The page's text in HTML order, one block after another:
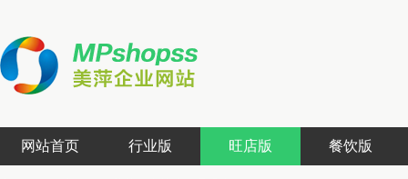
网站首页 行业版 旺店版 餐饮版